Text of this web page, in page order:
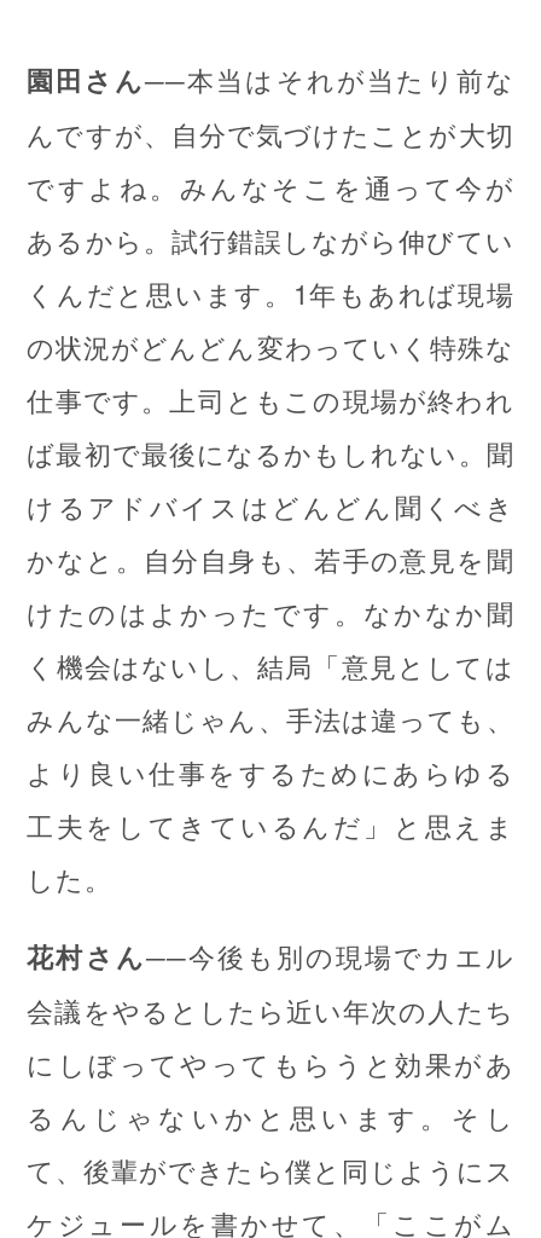
園田さん──本当はそれが当たり前な
んですが、自分で気づけたことが大切
ですよね。みんなそこを通って今が
あるから。試行錯誤しながら伸びてい
くんだと思います。1年もあれば現場
の状況がどんどん変わっていく特殊な
仕事です。上司ともこの現場が終われ
ば最初で最後になるかもしれない。聞
けるアドバイスはどんどん聞くべき
かなと。自分自身も、若手の意見を聞
けたのはよかったです。なかなか聞
く機会はないし、結局「意見としては
みんな一緒じゃん、手法は違っても、
より良い仕事をするためにあらゆる
工夫をしてきているんだ」と思えま
した。
花村さん──今後も別の現場でカエル
会議をやるとしたら近い年次の人たち
にしぼってやってもらうと効果があ
るんじゃないかと思います。そし
て、後輩ができたら僕と同じようにス
ケジュールを書かせて、「ここがム